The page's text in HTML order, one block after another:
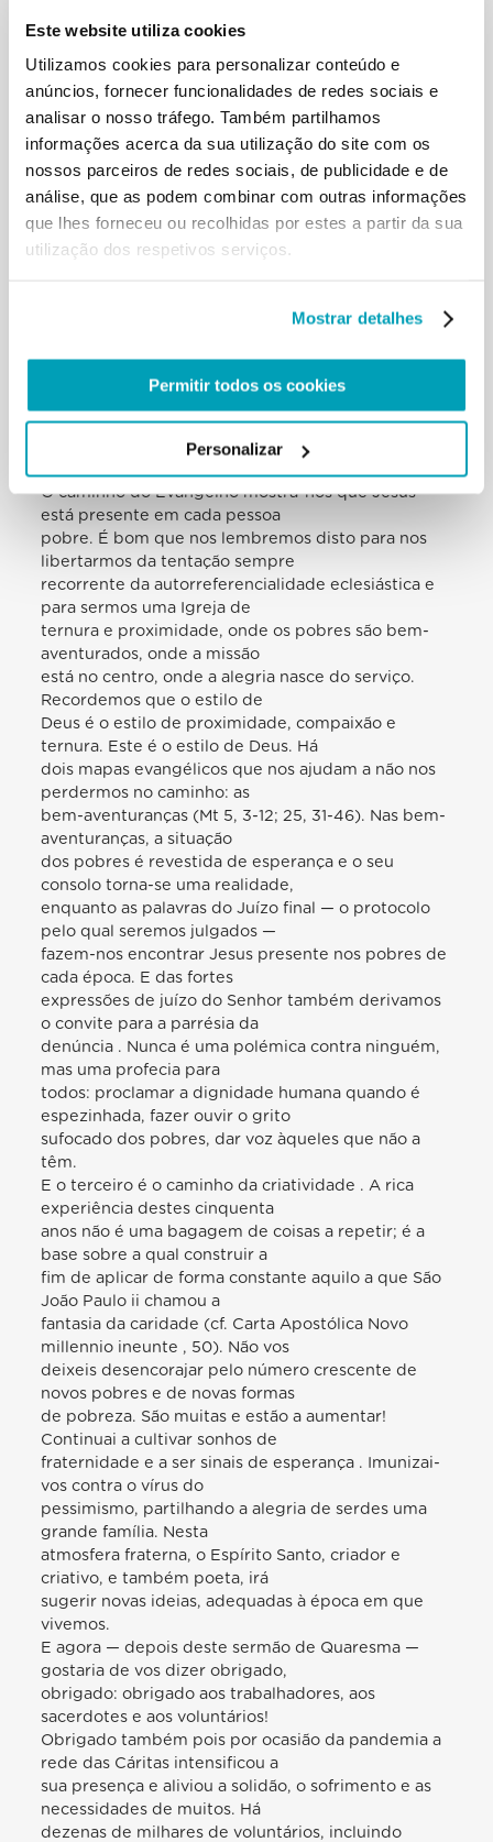
Este website utiliza cookies
Utilizamos cookies para personalizar conteúdo e
anúncios, fornecer funcionalidades de redes sociais e
analisar o nosso tráfego. Também partilhamos
informações acerca da sua utilização do site com os
nossos parceiros de redes sociais, de publicidade e de
análise, que as podem combinar com outras informações
que lhes forneceu ou recolhidas por estes a partir da sua
utilização dos respetivos serviços.
Mostrar detalhes
Permitir todos os cookies
Personalizar
com o aspeto material nem sequer espiritual. A
homem inteiro. Precisamos de uma caridade
dedicada ao desenvolvimento
integral da pessoa: uma caridade espiritual,
material, intelectual. É o estilo
integral que experimentastes em grandes
calamidades, também através de
geminações, uma bela experiência de aliança em
entre as Igrejas da Itália, da Europa e do mundo.
atentas para servir o homem
segundo a expressão concisa de
São João Paulo ii (cf. Carta Encíclica Redemptor
O caminho do Evangelho mostra-nos que Jesus
está presente em cada pessoa
pobre. É bom que nos lembremos disto para nos
libertarmos da tentação sempre
recorrente da autorreferencialidade eclesiástica e
para sermos uma Igreja de
ternura e proximidade, onde os pobres são bem-
aventurados, onde a missão
está no centro, onde a alegria nasce do serviço.
Recordemos que o estilo de
Deus é o estilo de proximidade, compaixão e
ternura. Este é o estilo de Deus. Há
dois mapas evangélicos que nos ajudam a não nos
perdermos no caminho: as
bem-aventuranças (Mt 5, 3-12; 25, 31-46). Nas bem-
aventuranças, a situação
dos pobres é revestida de esperança e o seu
consolo torna-se uma realidade,
enquanto as palavras do Juízo final — o protocolo
pelo qual seremos julgados —
fazem-nos encontrar Jesus presente nos pobres de
cada época. E das fortes
expressões de juízo do Senhor também derivamos
o convite para a parrésia da
denúncia . Nunca é uma polémica contra ninguém,
mas uma profecia para
todos: proclamar a dignidade humana quando é
espezinhada, fazer ouvir o grito
sufocado dos pobres, dar voz àqueles que não a
têm.
E o terceiro é o caminho da criatividade . A rica
experiência destes cinquenta
anos não é uma bagagem de coisas a repetir; é a
base sobre a qual construir a
fim de aplicar de forma constante aquilo a que São
João Paulo ii chamou a
fantasia da caridade (cf. Carta Apostólica Novo
millennio ineunte , 50). Não vos
deixeis desencorajar pelo número crescente de
novos pobres e de novas formas
de pobreza. São muitas e estão a aumentar!
Continuai a cultivar sonhos de
fraternidade e a ser sinais de esperança . Imunizai-
vos contra o vírus do
pessimismo, partilhando a alegria de serdes uma
grande família. Nesta
atmosfera fraterna, o Espírito Santo, criador e
criativo, e também poeta, irá
sugerir novas ideias, adequadas à época em que
vivemos.
E agora — depois deste sermão de Quaresma —
gostaria de vos dizer obrigado,
obrigado: obrigado aos trabalhadores, aos
sacerdotes e aos voluntários!
Obrigado também pois por ocasião da pandemia a
rede das Cáritas intensificou a
sua presença e aliviou a solidão, o sofrimento e as
necessidades de muitos. Há
dezenas de milhares de voluntários, incluindo